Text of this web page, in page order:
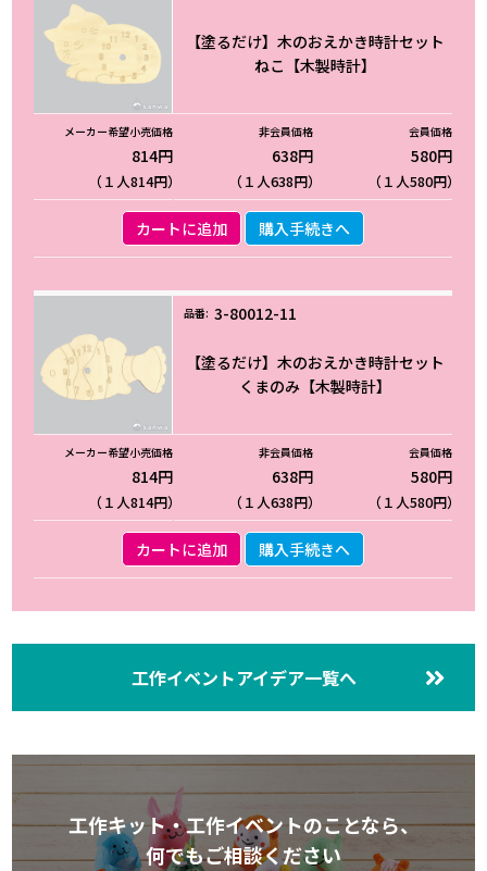
【塗るだけ】木のおえかき時計セット
ねこ【木製時計】
814円
（１人814円）
638円
（１人638円）
580円
（１人580円）
カートに追加 購入手続きへ
3-80012-11
【塗るだけ】木のおえかき時計セット
くまのみ【木製時計】
814円
（１人814円）
638円
（１人638円）
580円
（１人580円）
カートに追加 購入手続きへ
工作イベントアイデア一覧へ
工作キット・工作イベントのことなら、
何でもご相談ください